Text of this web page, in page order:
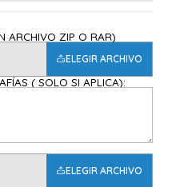
EN ARCHIVO ZIP O RAR)
ELEGIR ARCHIVO
( SOLO SI APLICA):
ELEGIR ARCHIVO